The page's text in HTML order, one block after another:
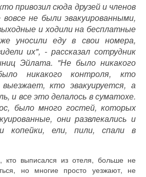
привозил сюда друзей и членов
не были эвакуированными,
и ходили на бесплатные
уносили еду в свои номера,
их", - рассказал сотрудник
Эйлата. "Не было никакого
никакого контроля, кто
кто эвакуируется, а
и все это делалось в суматохе.
было много гостей, которых
они развлекались и
копейки, ели, пили, спали в
кто выписался из отеля, больше не
но многие просто уезжают, не